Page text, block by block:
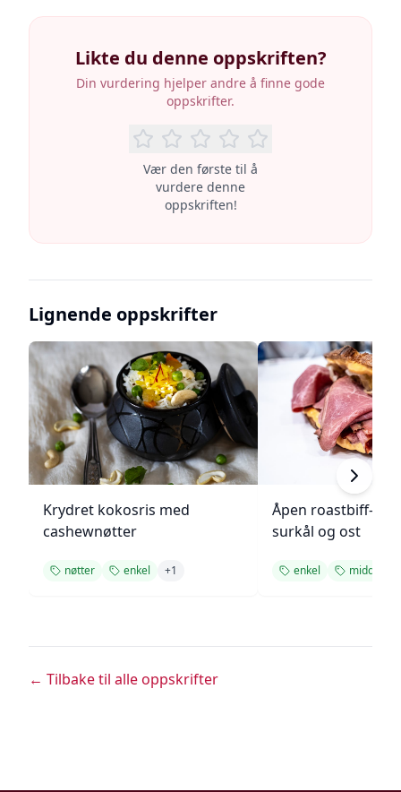
Likte du denne oppskriften?
Din vurdering hjelper andre å finne gode
oppskrifter.
Vær den første til å
vurdere denne
oppskriften!
Lignende oppskrifter
Krydret kokosris med
cashewnøtter
nøtter enkel +1
Åpen roastbiff-
surkål og ost
enkel
← Tilbake til alle oppskrifter